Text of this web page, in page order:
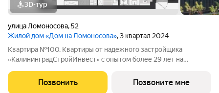
3D-тур
улица Ломоносова,52
Жилой дом «Дом на Ломоносова», 3 квартал 2024
Квартира №100. Квартиры от надежного застройщика
«КалининградСтройИнвест» с опытом более 29 лет на
малоэтажного строительства, который расположен в
Центральном районе города в пешей доступности от
Позвонить Позвоните мне